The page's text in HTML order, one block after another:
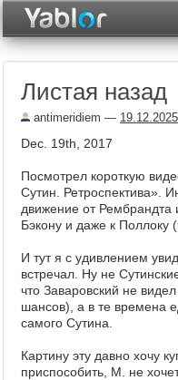
Листая назад
antimeridiem — 19.12.2025
Dec. 19th, 2017
Посмотрел короткую
Сутин. Ретроспектива».
движение от Рембрандта
Бэкону и даже к Поллоку
И тут я с удивлением
встречал. Ну не
что Заваровский не
шансов), а в те времена
самого Сутина.
Картину эту давно хочу
приспособить, М. не